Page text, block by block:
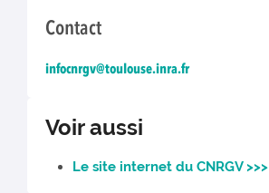
Contact
infocnrgv@toulouse.inra.fr
Voir aussi
Le site internet du CNRGV >>>